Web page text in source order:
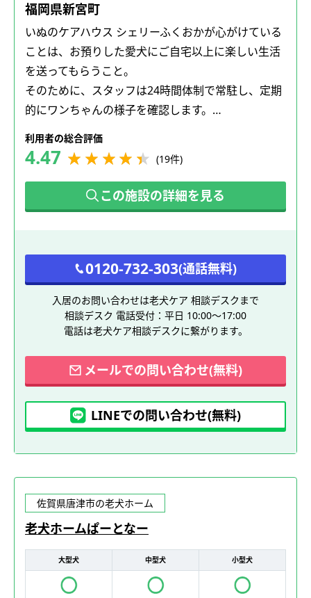
福岡県新宮町
いぬのケアハウス シェリーふくおかが心がけている
ことは、お預りした愛犬にご自宅以上に楽しい生活
を送ってもらうこと。
そのために、スタッフは24時間体制で常駐し、定期
的にワンちゃんの様子を確認します。…
利用者の総合評価
4.47 (19件)
この施設の詳細を見る
0120-732-303(通話無料)
入居のお問い合わせは老犬ケア 相談デスクまで
相談デスク 電話受付：平日 10:00～17:00
電話は老犬ケア相談デスクに繋がります。
メールでの問い合わせ(無料)
LINEでの問い合わせ(無料)
佐賀県唐津市の老犬ホーム
老犬ホームぱーとなー
大型犬 中型犬 小型犬